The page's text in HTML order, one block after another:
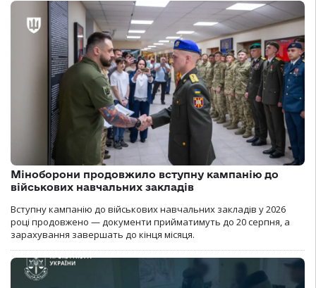
Міноборони продовжило вступну кампанію до
військових навчальних закладів
Вступну кампанію до військових навчальних закладів у 2026
році продовжено — документи прийматимуть до 20 серпня, а
зарахування завершать до кінця місяця.